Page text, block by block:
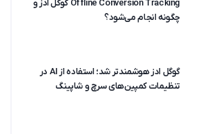
Offline Conversion Tracking گوگل ادز و
چگونه انجام می‌شود؟
گوگل ادز هوشمندتر شد؛ استفاده از AI در
تنظیمات کمپین‌های سرچ و شاپینگ